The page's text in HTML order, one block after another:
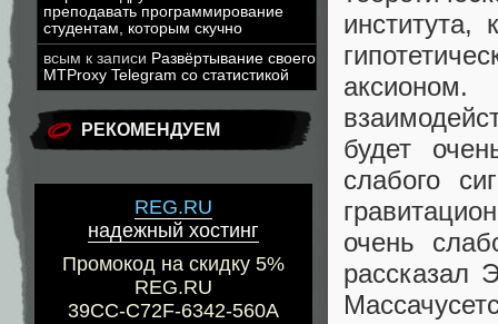
преподавать программирование
студентам, которым скучно
всым к записи Развёртывание своего
MTProxy Telegram со статистикой
РЕКОМЕНДУЕМ
REG.RU
надежный хостинг
Промокод на скидку 5%
REG.RU
39CC-C72F-6342-560A
будет
слабого
очень
рассказал